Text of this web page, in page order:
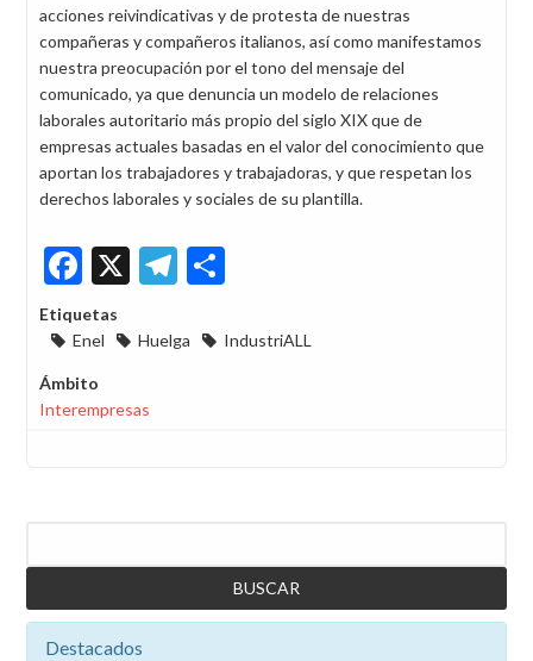
acciones reivindicativas y de protesta de nuestras
compañeras y compañeros italianos, así como manifestamos
nuestra preocupación por el tono del mensaje del
comunicado, ya que denuncia un modelo de relaciones
laborales autoritario más propio del siglo XIX que de
empresas actuales basadas en el valor del conocimiento que
aportan los trabajadores y trabajadoras, y que respetan los
derechos laborales y sociales de su plantilla.
Facebook
X Telegram
Etiquetas
Enel
Huelga IndustriALL
Ámbito
Interempresas
Destacados